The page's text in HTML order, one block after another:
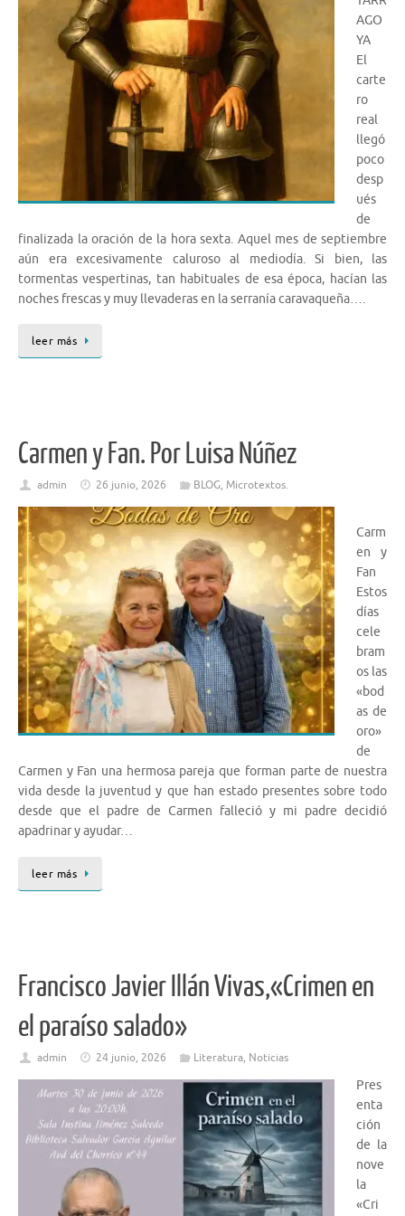
AGO
YA
El
carte
ro
real
llegó
poco
desp
ués
de
finalizada la oración de la hora sexta. Aquel mes de septiembre
aún era excesivamente caluroso al mediodía. Si bien, las
tormentas vespertinas, tan habituales de esa época, hacían las
noches frescas y muy llevaderas en la serranía caravaqueña….
leer más
Carmen y Fan. Por Luisa Núñez
admin 26 junio, 2026 BLOG, Microtextos.
Carm
en y
Fan
Estos
días
cele
bram
os las
«bod
as de
oro»
de
Carmen y Fan una hermosa pareja que forman parte de nuestra
vida desde la juventud y que han estado presentes sobre todo
desde que el padre de Carmen falleció y mi padre decidió
apadrinar y ayudar…
leer más
Francisco Javier Illán Vivas,«Crimen en
el paraíso salado»
admin 24 junio, 2026 Literatura, Noticias
Pres
enta
ción
de la
nove
la
«Cri